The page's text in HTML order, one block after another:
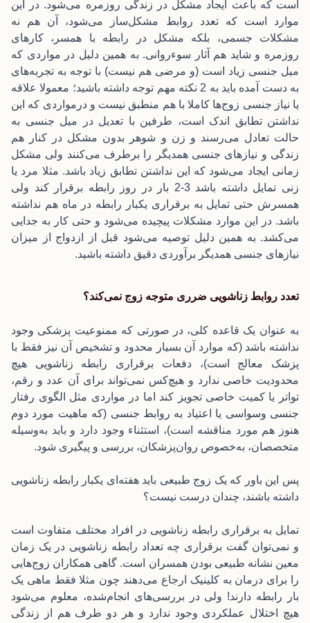
است که باعث ایجاد مشکل در زندگی روزمره می‌شود. در این
موارد است که تعدد روابط مشکل‌ساز می‌شود، آن هم نه
مشکلات جسمی، بلکه مشکل در رابطه با همسر، کارهای
روزمره و شاید هم آثار سوءروانی. به همین دلیل در مواردی که
میل جنسی زیاد است (و مرضی هم نیست) با توجه به تجربه‌های
به دست آمده باید به 2 نکته مهم توجه داشته باشید؛ معمولا علاقه
یا نیاز جنسی زوج‌ها کاملا با هم منطبق نیست و درمواردی که این
نداشتن تطابق اندک است، طرفین با تعدیل در میل جنسی به
حالت تعادل می‌رسند و زن و شوهر بدون مشکل در کنار هم
زندگی و نیازهای جنسی همدیگر را برطرف می‌کنند ولی مشکل
زمانی ایجاد می‌شود که این نداشتن تطابق زیاد باشد. مثلا مرد یا
زنی تمایل داشته باشد 3-2 بار در روز رابطه برقرار کند ولی
همسرش حتی تمایل به برقراری یکبار رابطه در ماه هم نداشته
باشد. در این موارد مشکلات پیچیده می‌شود و حتی کار به جدایی
می‌کشد. به همین دلیل توصیه می‌شود قبل از ازدواج از میزان
نیازهای جنسی همدیگر برآوردی دقیق داشته باشید.
تعدد روابط زناشویی ضرری متوجه زوج نمی‌کند؟
به عنوان یک قاعده کلی، در صورتی که ممنوعیت پزشکی وجود
نداشته باشد (که موارد آن بسیار محدود و تشخیص آن نیز فقط با
پزشک معالج است)، دفعات برقراری رابطه زناشویی هیچ
محدودیت خاصی ندارد و هیچ‌کس نمی‌تواند برای آن عدد و رقم،
تواتر یا کمیت خاصی تجویز کند اما در مواردی مثل الگوی رفتار
جنسی وسواسی یا اعتیاد به روابط جنسی (که ماهیت مورد دوم
هنوز هم مورد مناقشه است)، استثناء وجود دارد و باید به‌وسیله
متخصصان، به‌خصوص روان‌پزشکان، بررسی و پیگیری شود.
پس این باور که یک زوج طبیعی باید هفته‌ای یکبار رابطه زناشویی
داشته باشند، چندان درست نیست؟
تمایل به برقراری رابطه زناشویی در افراد مختلف متفاوت است
و نمی‌توان گفت برقراری چه تعداد رابطه زناشویی در یک زمان
معین نشانه طبیعی بودن همسران است. گاهی همکاران زوج‌هایی
را برای درمان به کلینیک ارجاع می‌دهند چون مثلا فقط ماهی یک
بار رابطه دارند! ولی در بررسی‌های انجام‌شده، معلوم می‌شود
هیچ اختلال عملکردی وجود ندارد و هر دو طرف هم از زندگی